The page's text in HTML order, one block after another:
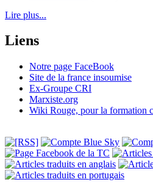
Lire plus...
Liens
Notre page FaceBook
Site de la france insoumise
Ex-Groupe CRI
Marxiste.org
Wiki Rouge, pour la formation